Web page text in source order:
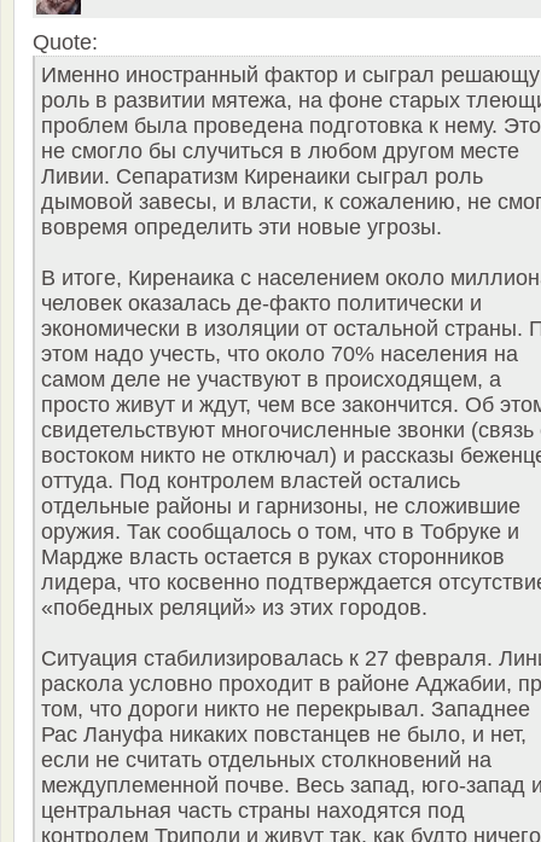
Quote:
Именно иностранный фактор и сыграл
роль в развитии мятежа, на фоне старых
проблем была проведена подготовка к нему.
не смогло бы случиться в любом другом месте
Ливии. Сепаратизм Киренаики сыграл роль
дымовой завесы, и власти, к сожалению, не
вовремя определить эти новые угрозы.
В итоге, Киренаика с населением около
человек оказалась де-факто политически и
экономически в изоляции от остальной страны.
этом надо учесть, что около 70% населения на
самом деле не участвуют в происходящем, а
просто живут и ждут, чем все закончится. Об
свидетельствуют многочисленные звонки (связь
востоком никто не отключал) и рассказы
оттуда. Под контролем властей остались
отдельные районы и гарнизоны, не сложившие
оружия. Так сообщалось о том, что в Тобруке и
Мардже власть остается в руках сторонников
лидера, что косвенно подтверждается
«победных реляций» из этих городов.
Ситуация стабилизировалась к 27 февраля.
раскола условно проходит в районе Аджабии,
том, что дороги никто не перекрывал. Западнее
Рас Лануфа никаких повстанцев не было, и нет,
если не считать отдельных столкновений на
междуплеменной почве. Весь запад, юго-запад
центральная часть страны находятся под
контролем Триполи и живут так, как будто